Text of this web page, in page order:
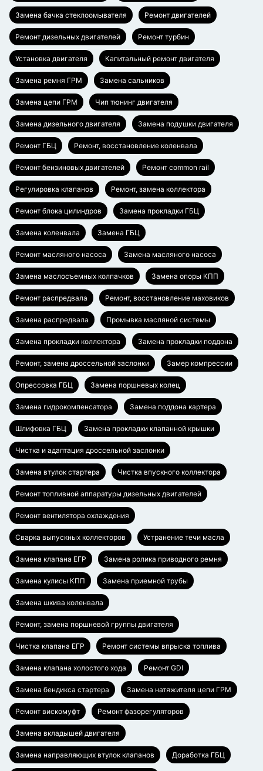
Замена бачка стеклоомывателя Ремонт двигателей
Ремонт дизельных двигателей Ремонт турбин
Установка двигателя Капитальный ремонт двигателя
Замена ремня ГРМ Замена сальников
Замена цепи ГРМ Чип тюнинг двигателя
Замена дизельного двигателя Замена подушки двигателя
Ремонт ГБЦ Ремонт, восстановление коленвала
Ремонт бензиновых двигателей Ремонт common rail
Регулировка клапанов Ремонт, замена коллектора
Ремонт блока цилиндров Замена прокладки ГБЦ
Замена коленвала Замена ГБЦ
Ремонт масляного насоса Замена масляного насоса
Замена маслосъемных колпачков Замена опоры КПП
Ремонт распредвала Ремонт, восстановление маховиков
Замена распредвала Промывка масляной системы
Замена прокладки коллектора Замена прокладки поддона
Ремонт, замена дроссельной заслонки Замер компрессии
Опрессовка ГБЦ Замена поршневых колец
Замена гидрокомпенсатора Замена поддона картера
Шлифовка ГБЦ Замена прокладки клапанной крышки
Чистка и адаптация дроссельной заслонки
Замена втулок стартера Чистка впускного коллектора
Ремонт топливной аппаратуры дизельных двигателей
Ремонт вентилятора охлаждения
Сварка выпускных коллекторов Устранение течи масла
Замена клапана ЕГР Замена ролика приводного ремня
Замена кулисы КПП Замена приемной трубы
Замена шкива коленвала
Ремонт, замена поршневой группы двигателя
Чистка клапана ЕГР Ремонт системы впрыска топлива
Замена клапана холостого хода Ремонт GDI
Замена бендикса стартера Замена натяжителя цепи ГРМ
Ремонт вискомуфт Ремонт фазорегуляторов
Замена вкладышей двигателя
Замена направляющих втулок клапанов Доработка ГБЦ